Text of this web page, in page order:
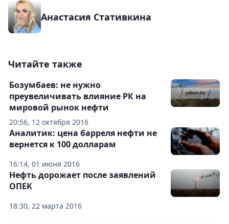
Анастасия Стативкина
Читайте также
20:56, 12 октября 2016
Бозумбаев: не нужно
преувеличивать влияние РК на
мировой рынок нефти
16:14, 01 июня 2016
Аналитик: цена барреля нефти не
вернется к 100 долларам
18:30, 22 марта 2016
Нефть дорожает после заявлений
ОПЕК